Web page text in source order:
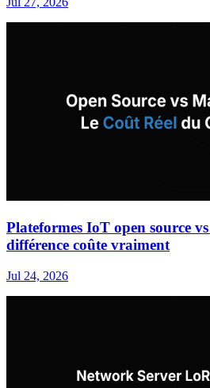
Plateformes IoT open source
différence coûte vraiment
Jul 24, 2026